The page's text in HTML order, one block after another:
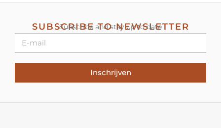
SUBSCRIBE TO NEWSLETTER
Subscribe and stay up to date
Inschrijven